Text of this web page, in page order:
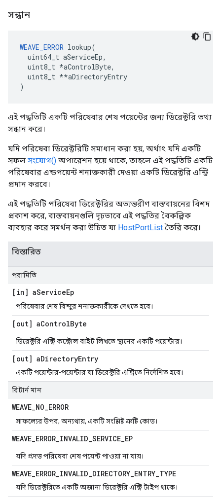
সন্ধান
WEAVE_ERROR lookup(
  uint64_t aServiceEp,
  uint8_t
*aControlByte,
  uint8_t *
*aDirectoryEntry
)
এই পদ্ধতিটি একটি পরিষেবার শেষ পয়েন্টের জন্য ডিরেক্টরি তথ্য
সন্ধান করে।
যদি পরিষেবা ডিরেক্টরিটি সমাধান করা হয়, অর্থাৎ যদি একটি
সফল সংযোগ() অপারেশন হয়ে থাকে, তাহলে এই পদ্ধতিটি একটি
পরিষেবার এন্ডপয়েন্ট শনাক্তকারী দেওয়া একটি ডিরেক্টরি এন্ট্রি
প্রদান করবে।
এই পদ্ধতিটি পরিষেবা ডিরেক্টরির অভ্যন্তরীণ বাস্তবায়নের বিশদ
প্রকাশ করে, বাস্তবায়নগুলি দৃঢ়ভাবে এই পদ্ধতির বৈকল্পিক
ব্যবহার করে সমর্থন করা উচিত যা HostPortList তৈরি করে।
বিস্তারিত
পরামিতি
[in] aServiceEp
পরিষেবার শেষ বিন্দুর শনাক্তকারীকে দেখতে হবে।
[out] aControlByte
ডিরেক্টরি এন্ট্রি কন্ট্রোল বাইট লিখতে স্থানের একটি পয়েন্টার।
[out] aDirectoryEntry
একটি পয়েন্টার-পয়েন্টার যা ডিরেক্টরি এন্ট্রিতে নির্দেশিত হবে।
রিটার্ন মান
WEAVE_NO_ERROR
সাফল্যের উপর; অন্যথায়, একটি সংশ্লিষ্ট ত্রুটি কোড।
WEAVE_ERROR_INVALID_SERVICE_EP
যদি প্রদত্ত পরিষেবা শেষ পয়েন্ট পাওয়া না যায়।
WEAVE_ERROR_INVALID_DIRECTORY_ENTRY_TYPE
যদি ডিরেক্টরিতে একটি অজানা ডিরেক্টরি এন্ট্রি টাইপ থাকে।